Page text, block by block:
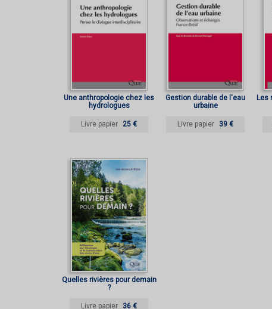
Une anthropologie chez les
hydrologues
Livre papier 25 €
Gestion durable de l'eau
urbaine
Livre papier 39 €
Les
Quelles rivières pour demain
?
Livre papier 36 €